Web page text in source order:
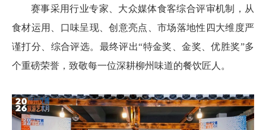
赛事采用行业专家、大众媒体食客综合评审机制，从
食材运用、口味呈现、创意亮点、市场落地性四大维度严
谨打分、综合评选。最终评出“特金奖、金奖、优胜奖”多
个重磅荣誉，致敬每一位深耕柳州味道的餐饮匠人。